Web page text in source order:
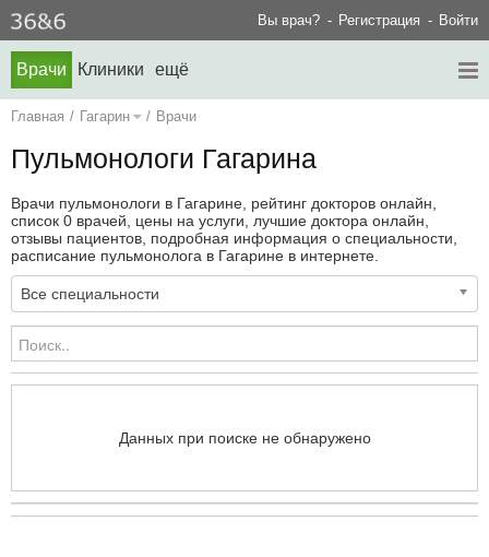
Вы врач? Регистрация Войти
Врачи Клиники ещё
Главная / Гагарин / Врачи
Пульмонологи Гагарина
Врачи пульмонологи в Гагарине, рейтинг докторов онлайн,
список 0 врачей, цены на услуги, лучшие доктора онлайн,
отзывы пациентов, подробная информация о специальности,
расписание пульмонолога в Гагарине в интернете.
Все специальности
Данных при поиске не обнаружено